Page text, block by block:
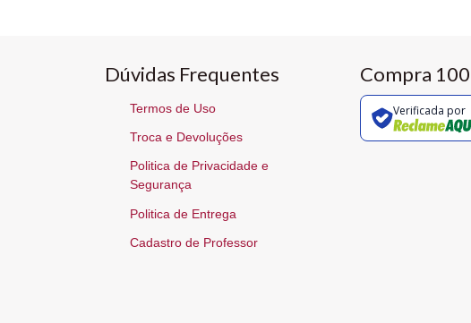
Dúvidas Frequentes
Termos de Uso
Troca e Devoluções
Politica de Privacidade e
Segurança
Politica de Entrega
Cadastro de Professor
Compra
Verificada por